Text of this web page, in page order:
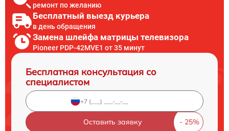
ремонт по желанию
Бесплатный выезд курьера
в день обращения
Замена шлейфа матрицы телевизора
Pioneer PDP-42MVE1 от 35 минут
Бесплатная консультация со
специалистом
Оставить заявку